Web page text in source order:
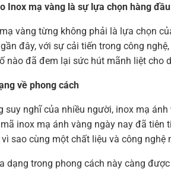
Inox mạ vàng là sự lựa chọn hàng
vàng từng không phải là lựa chọn
đây, với sự cải tiến trong công
nào đã đem lại sức hút mãnh liệt cho
về phong cách
suy nghĩ của nhiều người, inox mạ
inox mạ ánh vàng ngày nay đã tiên
vì sao cùng một chất liệu và công
dạng trong phong cách này càng